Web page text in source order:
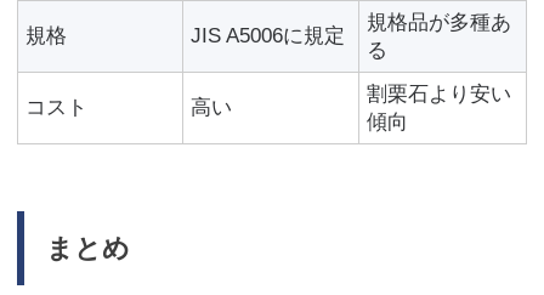
規格 JIS A5006に規定
規格品が多種あ
る
コスト 高い
割栗石より安い
傾向
まとめ